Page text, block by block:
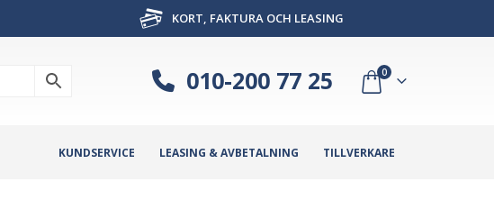
KORT, FAKTURA OCH LEASING
010-200 77 25 0
KUNDSERVICE LEASING & AVBETALNING TILLVERKARE